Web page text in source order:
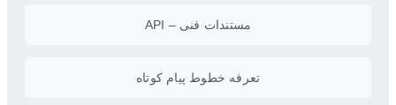
مستندات فنی – API
تعرفه خطوط پیام کوتاه